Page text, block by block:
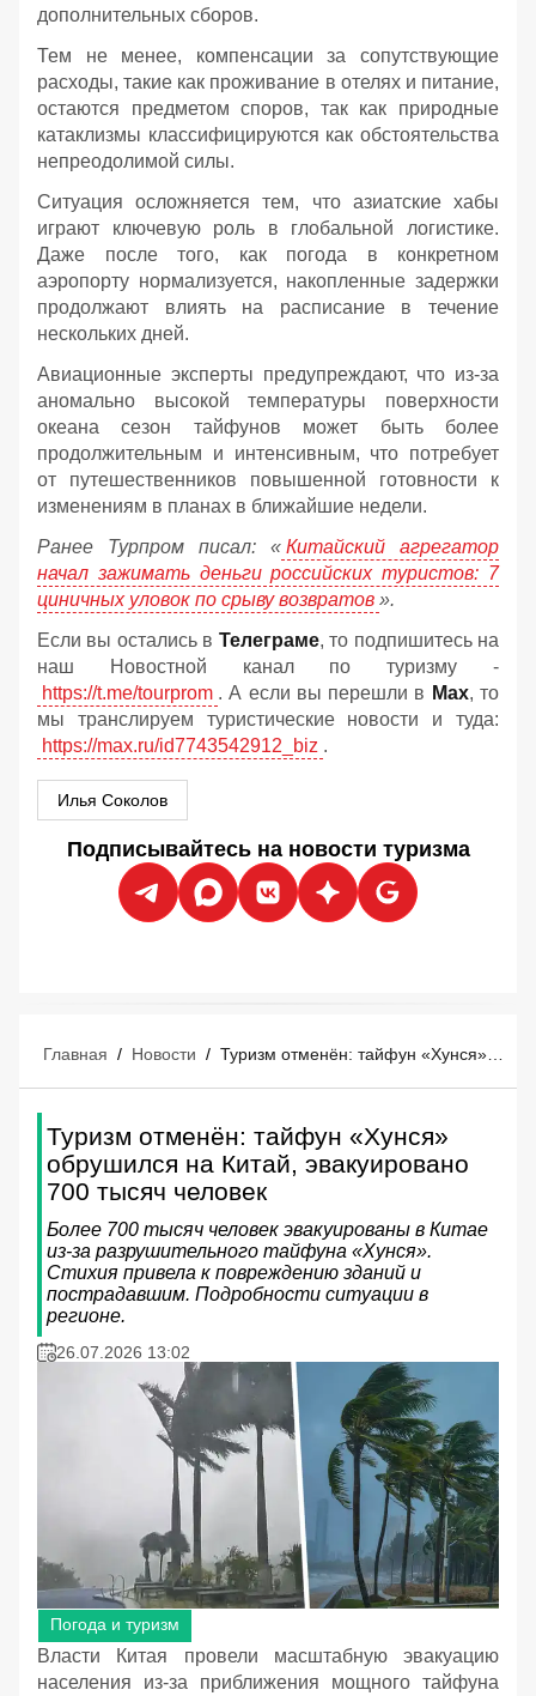
дополнительных сборов.
Тем не менее, компенсации за сопутствующие
расходы, такие как проживание в отелях и питание,
остаются предметом споров, так как природные
катаклизмы классифицируются как обстоятельства
непреодолимой силы.
Ситуация осложняется тем, что азиатские хабы
играют ключевую роль в глобальной логистике.
Даже после того, как погода в конкретном
аэропорту нормализуется, накопленные задержки
продолжают влиять на расписание в течение
нескольких дней.
Авиационные эксперты предупреждают, что из-за
аномально высокой температуры поверхности
океана сезон тайфунов может быть более
продолжительным и интенсивным, что потребует
от путешественников повышенной готовности к
изменениям в планах в ближайшие недели.
Ранее Турпром писал: « Китайский агрегатор
начал зажимать деньги российских туристов: 7
циничных уловок по срыву возвратов ».
Если вы остались в Телеграме, то подпишитесь на
наш Новостной канал по туризму -
https://t.me/tourprom . А если вы перешли в Мах, то
мы транслируем туристические новости и туда:
https://max.ru/id7743542912_biz .
Илья Соколов
Подписывайтесь на новости туризма
Главная / Новости /
Туризм отменён: тайфун «Хунся»
обрушился на Китай, эвакуировано
700 тысяч человек
Более 700 тысяч человек эвакуированы в Китае
из-за разрушительного тайфуна «Хунся».
Стихия привела к повреждению зданий и
пострадавшим. Подробности ситуации в
регионе.
26.07.2026 13:02
Погода и туризм
Власти Китая провели масштабную эвакуацию
населения из-за приближения мощного тайфуна